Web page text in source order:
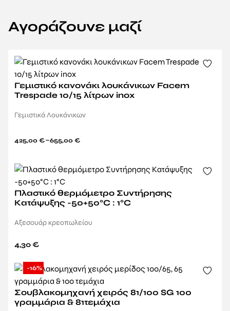
Αγοράζουνε μαζί
Γεμιστικό κανονάκι λουκάνικων Facem
Trespade 10/15 λίτρων inox
Γεμιστικά Λουκάνικων
425,00 €–655,00 €
Πλαστικό θερμόμετρο Συντήρησης
Κατάψυξης -50+50°C : 1°C
Αξεσουάρ κρεοπωλείου
4,30€
-16%
Σουβλακομηχανή χειρός 81/100 SG 100
γραμμάρια & 81τεμάχια